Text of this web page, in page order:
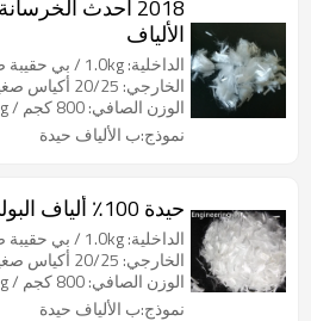
2018 أحدث
الألياف
الداخلية: 1.0kg / بي حقيبة صغيرة.
الخارجي: 20/25 أكياس صغيرة لكل كيس المنسوجة.
الوزن الصافي: 800 كجم / 960kg / 1000kg / 1200kg
نموذج:ب الألياف حيدة
حيدة 100٪ ألياف البولي بروبلين للخرسانة
الداخلية: 1.0kg / بي حقيبة صغيرة.
الخارجي: 20/25 أكياس صغيرة لكل كيس المنسوجة.
الوزن الصافي: 800 كجم / 960kg / 1000kg / 1200kg
نموذج:ب الألياف حيدة